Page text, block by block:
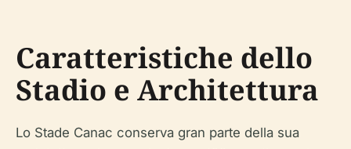
Caratteristiche dello
Stadio e Architettura
Lo Stade Canac conserva gran parte della sua